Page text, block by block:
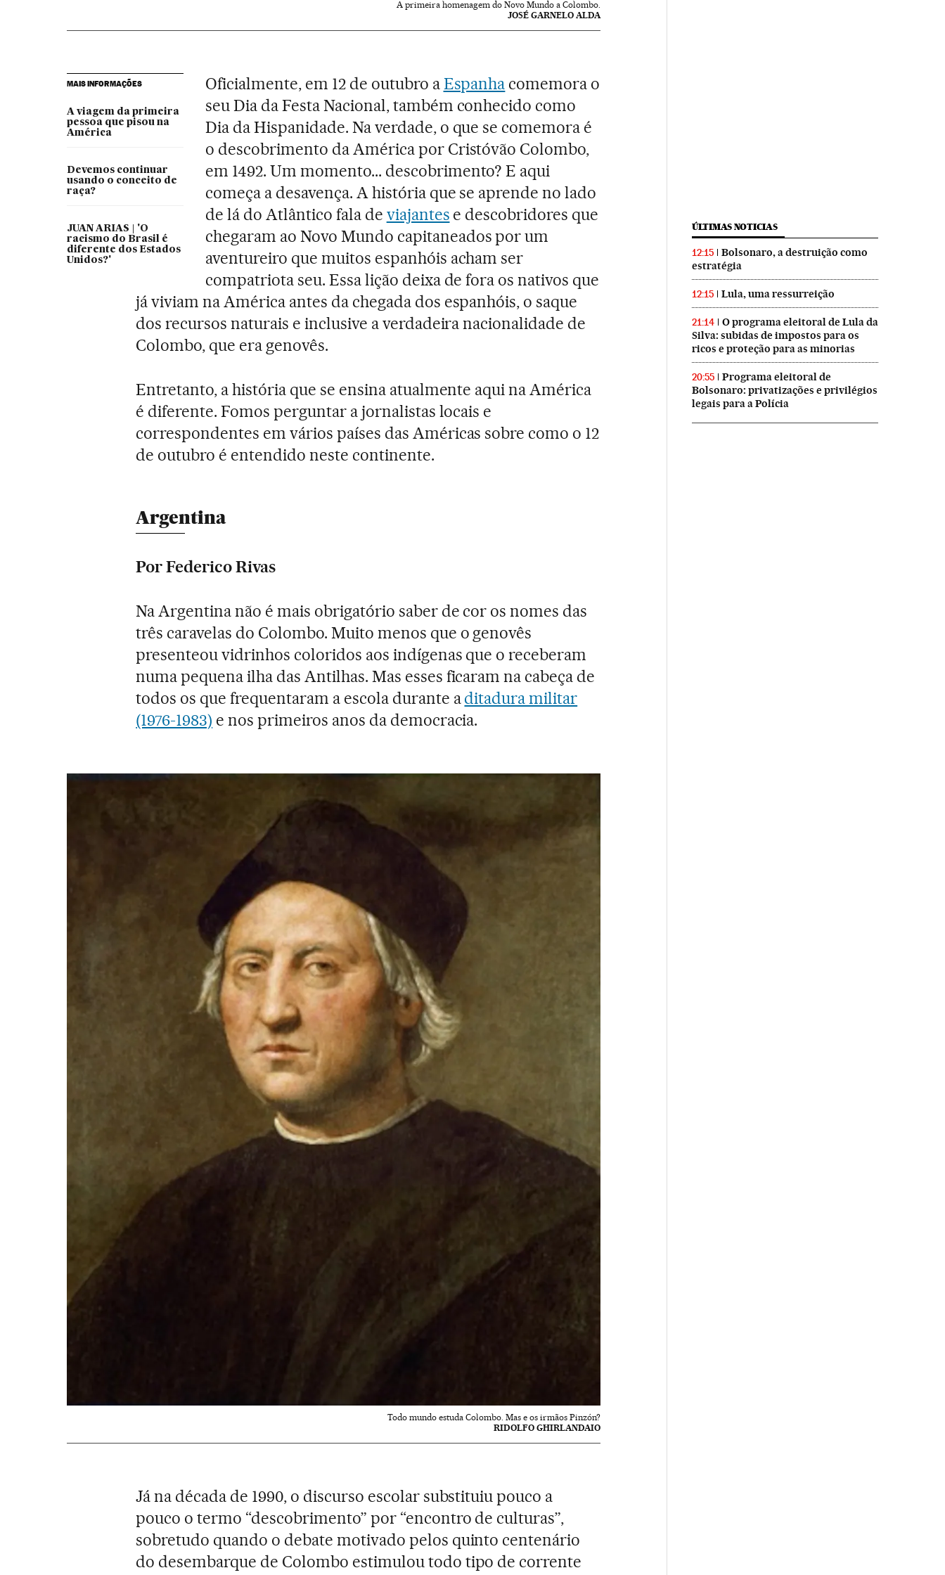
A primeira homenagem do Novo Mundo a Colombo.
JOSÉ GARNELO ALDA
MAIS INFORMAÇÕES
A viagem da primeira
pessoa que pisou na
América
Devemos continuar
usando o conceito de
raça?
JUAN ARIAS | 'O
racismo do Brasil é
diferente dos Estados
Unidos?'
Oficialmente, em 12 de outubro aEspanha comemora o
seu Dia da Festa Nacional, também conhecido como
Dia da Hispanidade. Na verdade, o que se comemora é
o descobrimento da América por Cristóvão Colombo,
em 1492. Um momento... descobrimento? E aqui
começa a desavença. A história que se aprende no lado
de lá do Atlântico fala de viajantes e descobridores que
chegaram ao Novo Mundo capitaneados por um
aventureiro que muitos espanhóis acham ser
compatriota seu. Essa lição deixa de fora os nativos que
já viviam na América antes da chegada dos espanhóis, o saque
dos recursos naturais e inclusive a verdadeira nacionalidade de
Colombo, que era genovês.
Entretanto, a história que se ensina atualmente aqui na América
é diferente. Fomos perguntar a jornalistas locais e
correspondentes em vários países das Américas sobre como o 12
de outubro é entendido neste continente.
Argentina
Por Federico Rivas
Na Argentina não é mais obrigatório saber de cor os nomes das
três caravelas do Colombo. Muito menos que o genovês
presenteou vidrinhos coloridos aos indígenas que o receberam
numa pequena ilha das Antilhas. Mas esses ficaram na cabeça de
todos os que frequentaram a escola durante aditadura militar
(1976-1983) e nos primeiros anos da democracia.
Todo mundo estuda Colombo. Mas e os irmãos Pinzón?
RIDOLFO GHIRLANDAIO
Já na década de 1990, o discurso escolar substituiu pouco a
pouco o termo “descobrimento” por “encontro de culturas”,
sobretudo quando o debate motivado pelos quinto centenário
do desembarque de Colombo estimulou todo tipo de corrente
ÚLTIMAS NOTICIAS
12:15
Bolsonaro, a destruição como
estratégia
12:15 Lula, uma ressurreição
21:14
O programa eleitoral de Lula da
Silva: subidas de impostos para os
ricos e proteção para as minorias
20:55
Programa eleitoral de
Bolsonaro: privatizações e privilégios
legais para a Polícia